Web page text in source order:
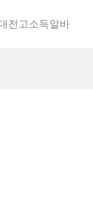
전고소득알바